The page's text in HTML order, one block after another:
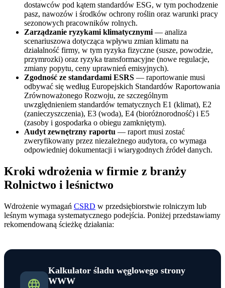
dostawców pod kątem standardów ESG, w tym pochodzenie
pasz, nawozów i środków ochrony roślin oraz warunki pracy
sezonowych pracowników rolnych.
Zarządzanie ryzykami klimatycznymi — analiza
scenariuszowa dotycząca wpływu zmian klimatu na
działalność firmy, w tym ryzyka fizyczne (susze, powodzie,
przymrozki) oraz ryzyka transformacyjne (nowe regulacje,
zmiany popytu, ceny uprawnień emisyjnych).
Zgodność ze standardami ESRS — raportowanie musi
odbywać się według Europejskich Standardów Raportowania
Zrównoważonego Rozwoju, ze szczególnym
uwzględnieniem standardów tematycznych E1 (klimat), E2
(zanieczyszczenia), E3 (woda), E4 (bioróżnorodność) i E5
(zasoby i gospodarka o obiegu zamkniętym).
Audyt zewnętrzny raportu — raport musi zostać
zweryfikowany przez niezależnego audytora, co wymaga
odpowiedniej dokumentacji i wiarygodnych źródeł danych.
Kroki wdrożenia w firmie z branży
Rolnictwo i leśnictwo
Wdrożenie wymagań CSRD w przedsiębiorstwie rolniczym lub
leśnym wymaga systematycznego podejścia. Poniżej przedstawiamy
rekomendowaną ścieżkę działania:
Kalkulator śladu węglowego strony
WWW